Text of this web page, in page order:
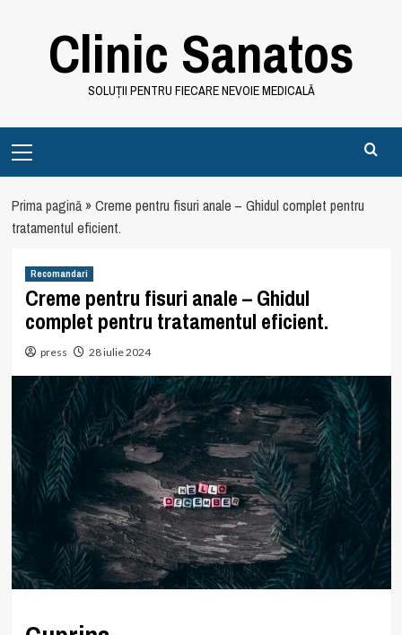
Clinic Sanatos
SOLUȚII PENTRU FIECARE NEVOIE MEDICALĂ
Menu
Prima pagină»Creme pentru fisuri anale – Ghidul complet pentru
tratamentul eficient.
Recomandari
Creme pentru fisuri anale – Ghidul
complet pentru tratamentul eficient.
press 28 iulie 2024